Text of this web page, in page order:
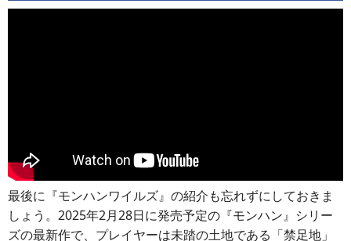
最後に『モンハンワイルズ』の紹介も忘れずにしておきま
しょう。2025年2月28日に発売予定の『モンハン』シリー
ズの最新作で、プレイヤーは未踏の土地である「禁足地」